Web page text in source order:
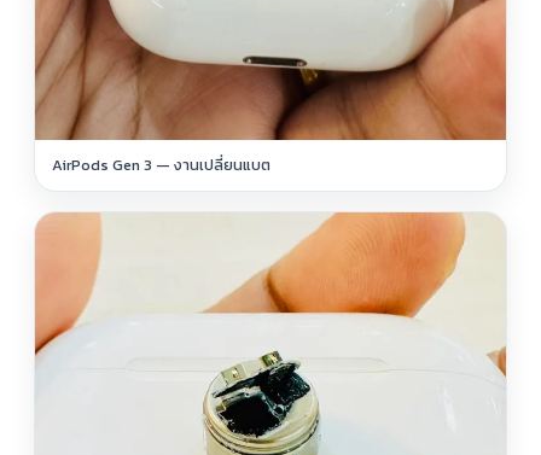
AirPods Gen 3 — งานเปลี่ยนแบต